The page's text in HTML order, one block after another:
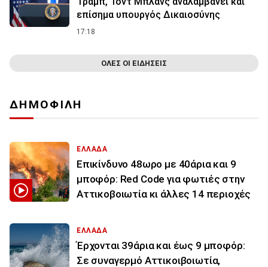
επίσημα υπουργός Δικαιοσύνης
17:18
ΟΛΕΣ ΟΙ ΕΙΔΗΣΕΙΣ
ΔΗΜΟΦΙΛΗ
ΕΛΛΑΔΑ
Επικίνδυνο 48ωρο με 40άρια και 9
μποφόρ: Red Code για φωτιές στην
Αττικοβοιωτία κι άλλες 14 περιοχές
ΕΛΛΑΔΑ
Έρχονται 39άρια και έως 9 μποφόρ:
Σε συναγερμό Αττικοιβοιωτία,